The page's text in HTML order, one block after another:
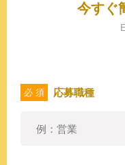
今すぐ
必 須 応募職種